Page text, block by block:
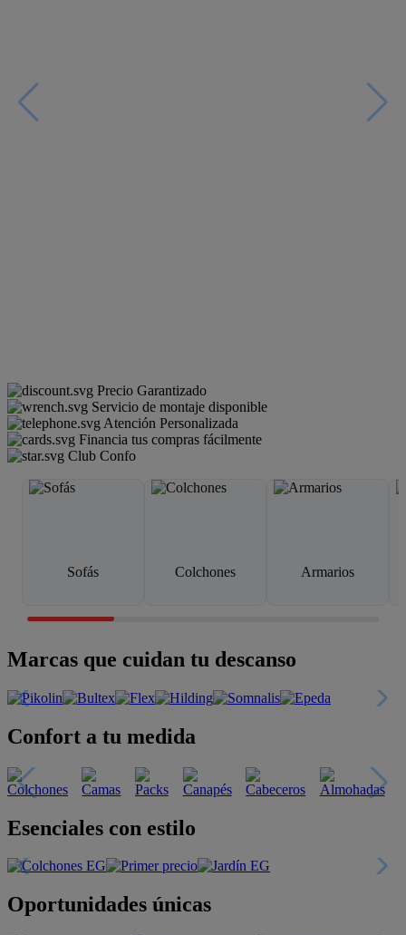
Precio Garantizado
Servicio de montaje disponible
Atención Personalizada
Financia tus compras fácilmente
Club Confo
Sofás Colchones Armarios
Marcas que cuidan tu descanso
Confort a tu medida
Esenciales con estilo
Oportunidades únicas